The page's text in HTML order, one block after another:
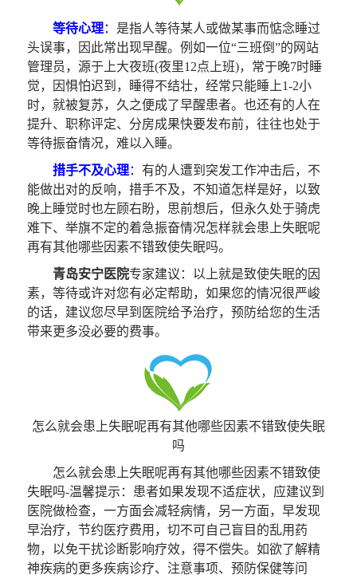
等待心理： 是指人等待某人或做某事而惦念睡过
头误事，因此常出现早醒。例如一位“三班倒”的网站
管理员，源于上大夜班(夜里12点上班)，常于晚7时睡
觉，因惧怕迟到，睡得不结壮，经常只能睡上1-2小
时，就被复苏，久之便成了早醒患者。也还有的人在
提升、职称评定、分房成果快要发布前，往往也处于
等待振奋情况，难以入睡。
措手不及心理：有的人遭到突发工作冲击后，不
能做出对的反响，措手不及，不知道怎样是好，以致
晚上睡觉时也左顾右盼，思前想后，但永久处于骑虎
难下、举旗不定的着急振奋情况怎样就会患上失眠呢
再有其他哪些因素不错致使失眠吗。
青岛安宁医院专家建议： 以上就是致使失眠的因
素，等待或许对您有必定帮助，如果您的情况很严峻
的话，建议您尽早到医院给予治疗，预防给您的生活
带来更多没必要的费事。
怎么就会患上失眠呢再有其他哪些因素不错致使失眠
吗
怎么就会患上失眠呢再有其他哪些因素不错致使
失眠吗-温馨提示 ：患者如果发现不适症状，应建议到
医院做检查，一方面会减轻病情，另一方面，早发现
早治疗，节约医疗费用，切不可自己盲目的乱用药
物，以免干扰诊断影响疗效，得不偿失。如欲了解精
神疾病的更多疾病诊疗、注意事项、预防保健等问